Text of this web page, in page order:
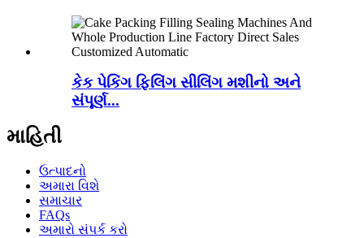
કેક પેકિંગ ફિલિંગ સીલિંગ મશીનો અને
સંપૂર્ણ...
માહિતી
ઉત્પાદનો
અમારા વિશે
સમાચાર
FAQs
અમારો સંપર્ક કરો